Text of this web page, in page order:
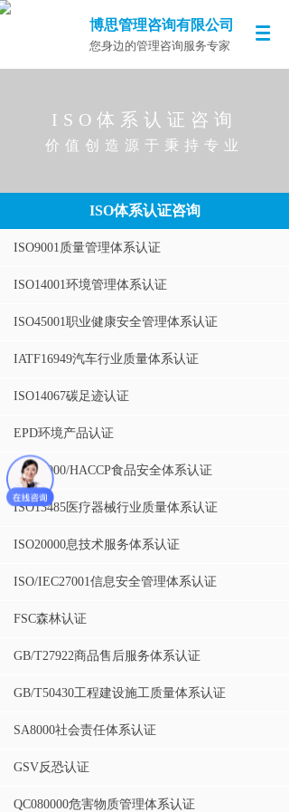
您身边的管理咨询服务专家
博思管理咨询有限公司
ISO体系认证咨询
价值创造源于秉持专业
ISO体系认证咨询
ISO9001质量管理体系认证
ISO14001环境管理体系认证
ISO45001职业健康安全管理体系认证
IATF16949汽车行业质量体系认证
ISO14067碳足迹认证
EPD环境产品认证
ISO22000/HACCP食品安全体系认证
ISO13485医疗器械行业质量体系认证
ISO20000息技术服务体系认证
ISO/IEC27001信息安全管理体系认证
FSC森林认证
GB/T27922商品售后服务体系认证
GB/T50430工程建设施工质量体系认证
SA8000社会责任体系认证
GSV反恐认证
QC080000危害物质管理体系认证